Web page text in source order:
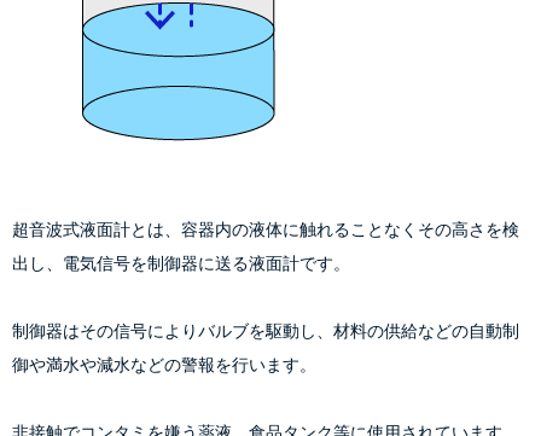
超音波式液面計とは、容器内の液体に触れることなくその高さを検
出し、電気信号を制御器に送る液面計です。
制御器はその信号によりバルブを駆動し、材料の供給などの自動制
御や満水や減水などの警報を行います。